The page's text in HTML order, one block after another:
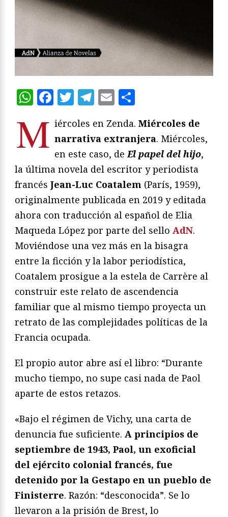
WhatsApp
Facebook
Twitter
Telegram
Email
M iércoles en Zenda. Miércoles de
narrativa extranjera. Miércoles,
en este caso, de El papel del hijo,
la última novela del escritor y periodista
francés Jean-Luc Coatalem (París, 1959),
originalmente publicada en 2019 y editada
ahora con traducción al español de Elia
Maqueda López por parte del sello AdN.
Moviéndose una vez más en la bisagra
entre la ficción y la labor periodística,
Coatalem prosigue a la estela de Carrère al
construir este relato de ascendencia
familiar que al mismo tiempo proyecta un
retrato de las complejidades políticas de la
Francia ocupada.
El propio autor abre así el libro: “Durante
mucho tiempo, no supe casi nada de Paol
aparte de estos retazos.
«Bajo el régimen de Vichy, una carta de
denuncia fue suficiente. A principios de
septiembre de 1943, Paol, un exoficial
del ejército colonial francés, fue
detenido por la Gestapo en un pueblo de
Finisterre. Razón: “desconocida”. Se lo
llevaron a la prisión de Brest, lo